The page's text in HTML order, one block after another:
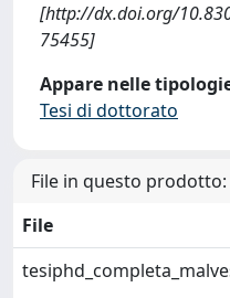
[http://dx.doi.org/
75455]
Appare nelle
Tesi di dottorato
File in questo prodotto:
File